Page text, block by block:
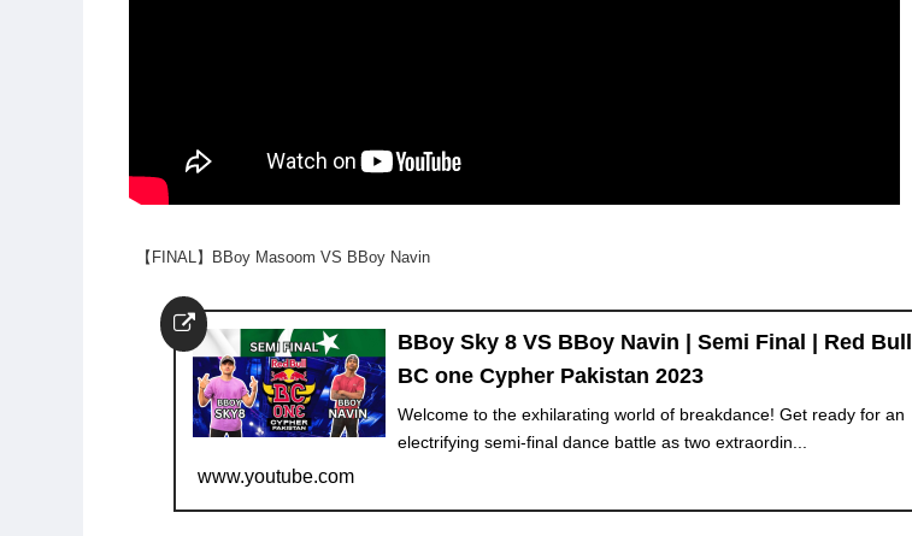
【FINAL】BBoy Masoom VS BBoy Navin
BBoy Sky 8 VS BBoy Navin | Semi Final | Red Bull
BC one Cypher Pakistan 2023
Welcome to the exhilarating world of breakdance! Get ready for an
electrifying semi-final dance battle as two extraordin...
www.youtube.com